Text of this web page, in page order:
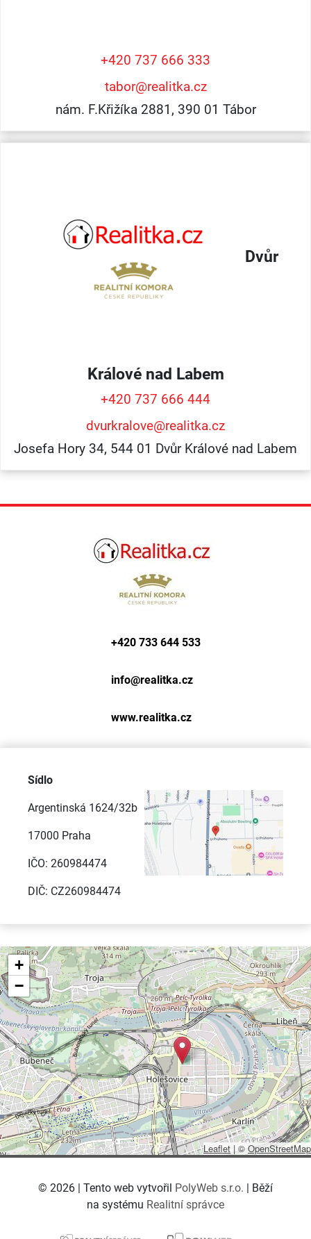
+420 737 666 333
tabor@realitka.cz
nám. F.Křižíka 2881, 390 01 Tábor
Dvůr
Králové nad Labem
+420 737 666 444
dvurkralove@realitka.cz
Josefa Hory 34, 544 01 Dvůr Králové nad Labem
+420 733 644 533
info@realitka.cz
www.realitka.cz
Sídlo
Argentinská 1624/32b
17000 Praha
IČO: 260984474
DIČ: CZ260984474
+
−
Leaflet |©OpenStreetMap
© 2026 | Tento web vytvořil PolyWeb s.r.o. | Běží
na systému Realitní správce